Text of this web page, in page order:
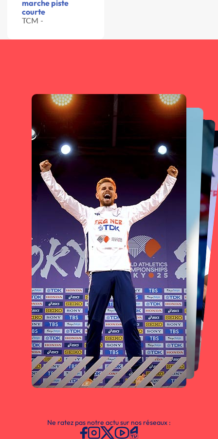
marche piste
courte
TCM -
Ne ratez pas notre actu sur nos réseaux :